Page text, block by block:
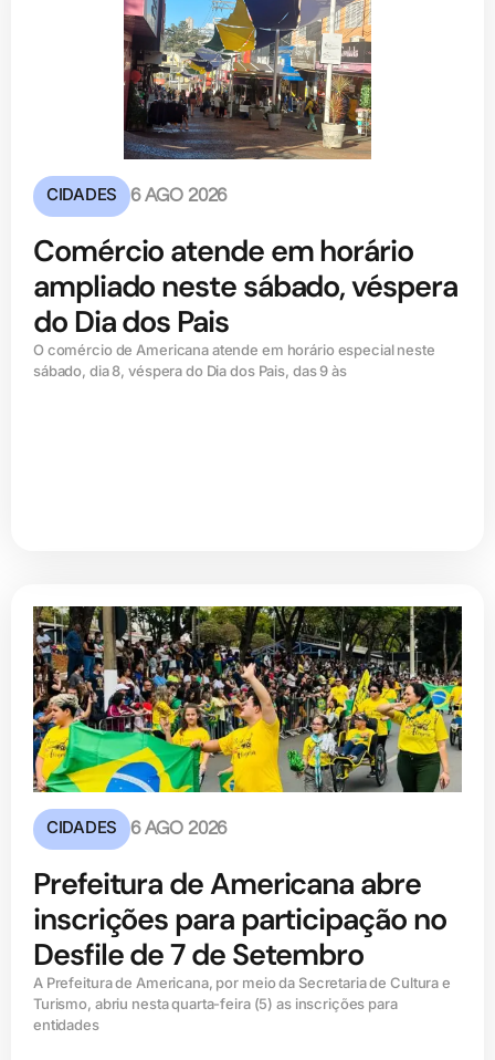
CIDADES 6 AGO 2026
Comércio atende em horário
ampliado neste sábado, véspera
do Dia dos Pais
O comércio de Americana atende em horário especial neste
sábado, dia 8, véspera do Dia dos Pais, das 9 às
CIDADES 6 AGO 2026
Prefeitura de Americana abre
inscrições para participação no
Desfile de 7 de Setembro
A Prefeitura de Americana, por meio da Secretaria de Cultura e
Turismo, abriu nesta quarta-feira (5) as inscrições para
entidades